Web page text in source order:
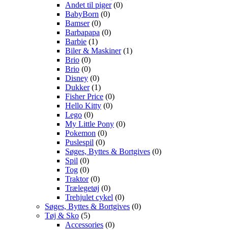
Andet til piger(0)
BabyBorn (0)
Bamser(0)
Barbapapa (0)
Barbie (1)
Biler & Maskiner(1)
Brio (0)
Brio (0)
Disney (0)
Dukker(1)
Fisher Price (0)
Hello Kitty (0)
Lego (0)
My Little Pony (0)
Pokemon (0)
Puslespil (0)
Søges, Byttes & Bortgives (0)
Spil (0)
Tog (0)
Traktor(0)
Trælegetøj (0)
Trehjulet cykel (0)
Søges, Byttes & Bortgives (0)
Tøj & Sko (5)
Accessories (0)